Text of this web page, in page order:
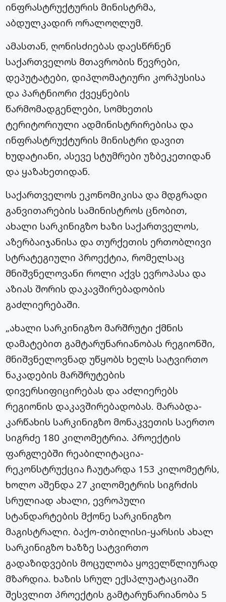
ინფრასტრუქტურის მინისტრმა,
აბდულკადირ ორალოღლუმ.
ამასთან, ღონისძიებას დაესწრნენ
საქართველოს მთავრობის წევრები,
დეპუტატები, დიპლომატიური კორპუსისა
და პარტნიორი ქვეყნების
წარმომადგენლები, სომხეთის
ტერიტორიული ადმინისტრირებისა და
ინფრასტრუქტურის მინისტრი დავით
ხუდატიანი, ასევე სტუმრები უზბეკეთიდან
და ყაზახეთიდან.
საქართველოს ეკონომიკისა და მდგრადი
განვითარების სამინისტროს ცნობით,
ახალი სარკინიგზო ხაზი საქართველოს,
აზერბაიჯანისა და თურქეთის ერთობლივი
სტრატეგიული პროექტია, რომელსაც
მნიშვნელოვანი როლი აქვს ევროპასა და
აზიას შორის დაკავშირებადობის
გაძლიერებაში.
„ახალი სარკინიგზო მარშრუტი ქმნის
დამატებით გამტარუნარიანობას რეგიონში,
მნიშვნელოვნად უწყობს ხელს სატვირთო
ნაკადების მარშრუტების
დივერსიფიცირებას და აძლიერებს
რეგიონის დაკავშირებადობას. მარაბდა-
კარწახის სარკინიგზო მონაკვეთის საერთო
სიგრძე 180 კილომეტრია. პროექტის
ფარგლებში რეაბილიტაცია-
რეკონსტრუქცია ჩაუტარდა 153 კილომეტრს,
ხოლო აშენდა 27 კილომეტრის სიგრძის
სრულიად ახალი, ევროპული
სტანდარტების მქონე სარკინიგზო
მაგისტრალი. ბაქო-თბილისი-ყარსის ახალ
სარკინიგზო ხაზზე სატვირთო
გადაზიდვების მოცულობა ყოველწლიურად
მზარდია. ხაზის სრულ ექსპლუატაციაში
შესვლით პროექტის გამტარუნარიანობა 5